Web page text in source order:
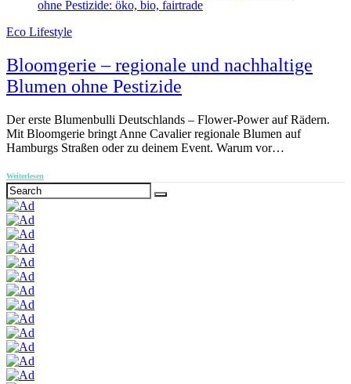
Eco Lifestyle
Bloomgerie – regionale und nachhaltige
Blumen ohne Pestizide
Der erste Blumenbulli Deutschlands – Flower-Power auf Rädern.
Mit Bloomgerie bringt Anne Cavalier regionale Blumen auf
Hamburgs Straßen oder zu deinem Event. Warum vor…
Weiterlesen